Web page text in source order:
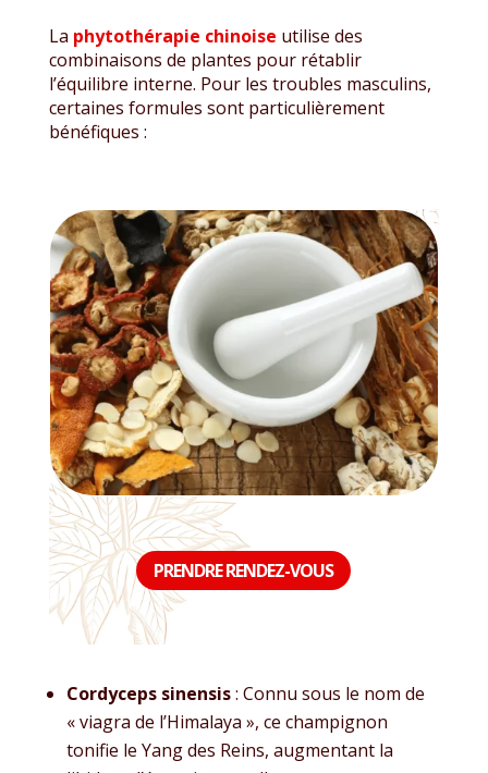
La phytothérapie chinoise utilise des
combinaisons de plantes pour rétablir
l’équilibre interne. Pour les troubles masculins,
certaines formules sont particulièrement
bénéfiques :
PRENDRE RENDEZ-VOUS
Cordyceps sinensis: Connu sous le nom de
« viagra de l’Himalaya », ce champignon
tonifie le Yang des Reins, augmentant la